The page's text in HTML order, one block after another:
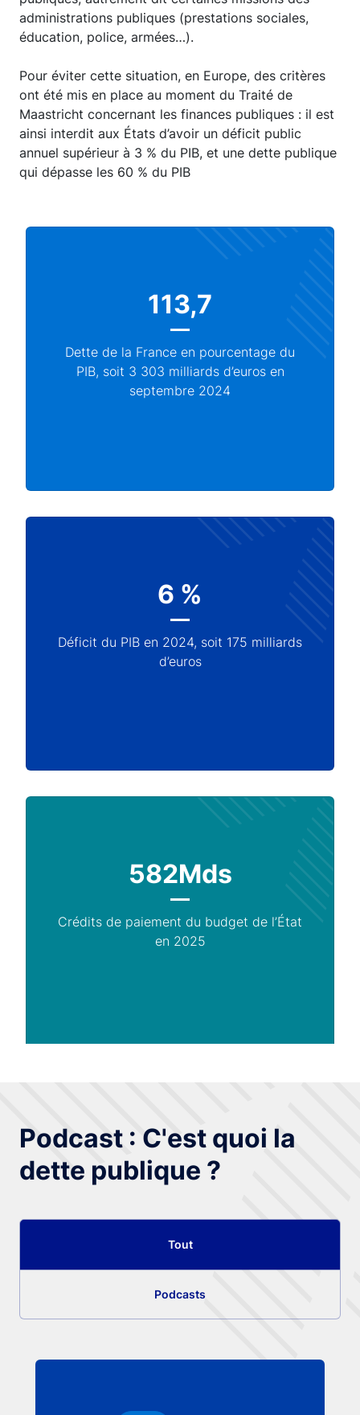
administrations publiques (prestations sociales,
éducation, police, armées…).
Pour éviter cette situation, en Europe, des critères
ont été mis en place au moment du Traité de
Maastricht concernant les finances publiques : il est
ainsi interdit aux États d’avoir un déficit public
annuel supérieur à 3 % du PIB, et une dette publique
qui dépasse les 60 % du PIB
113,7
Dette de la France en pourcentage du
PIB, soit 3 303 milliards d’euros en
septembre 2024
6 %
Déficit du PIB en 2024, soit 175 milliards
d’euros
582Mds
Crédits de paiement du budget de l’État
en 2025
Podcast : C'est quoi la
dette publique ?
Tout
Podcasts